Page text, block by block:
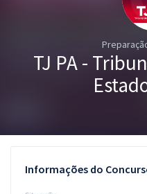
TJ PA -
Informações do